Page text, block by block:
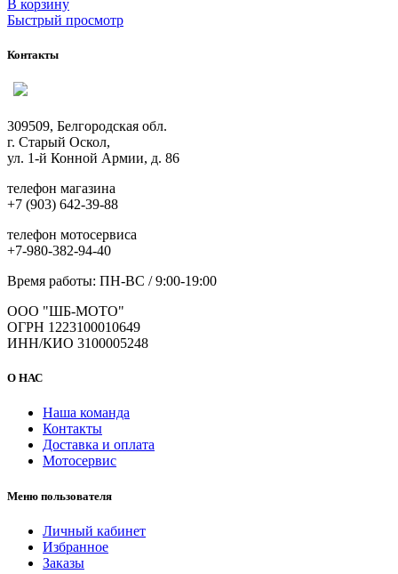
В корзину
Быстрый просмотр
Контакты
309509, Белгородская обл.
г. Старый Оскол,
ул. 1-й Конной Армии, д. 86
телефон магазина
+7 (903) 642-39-88
телефон мотосервиса
+7-980-382-94-40
Время работы: ПН-ВС / 9:00-19:00
ООО "ШБ-МОТО"
ОГРН 1223100010649
ИНН/КИО 3100005248
О НАС
Наша команда
Контакты
Доставка и оплата
Мотосервис
Меню пользователя
Личный кабинет
Избранное
Заказы